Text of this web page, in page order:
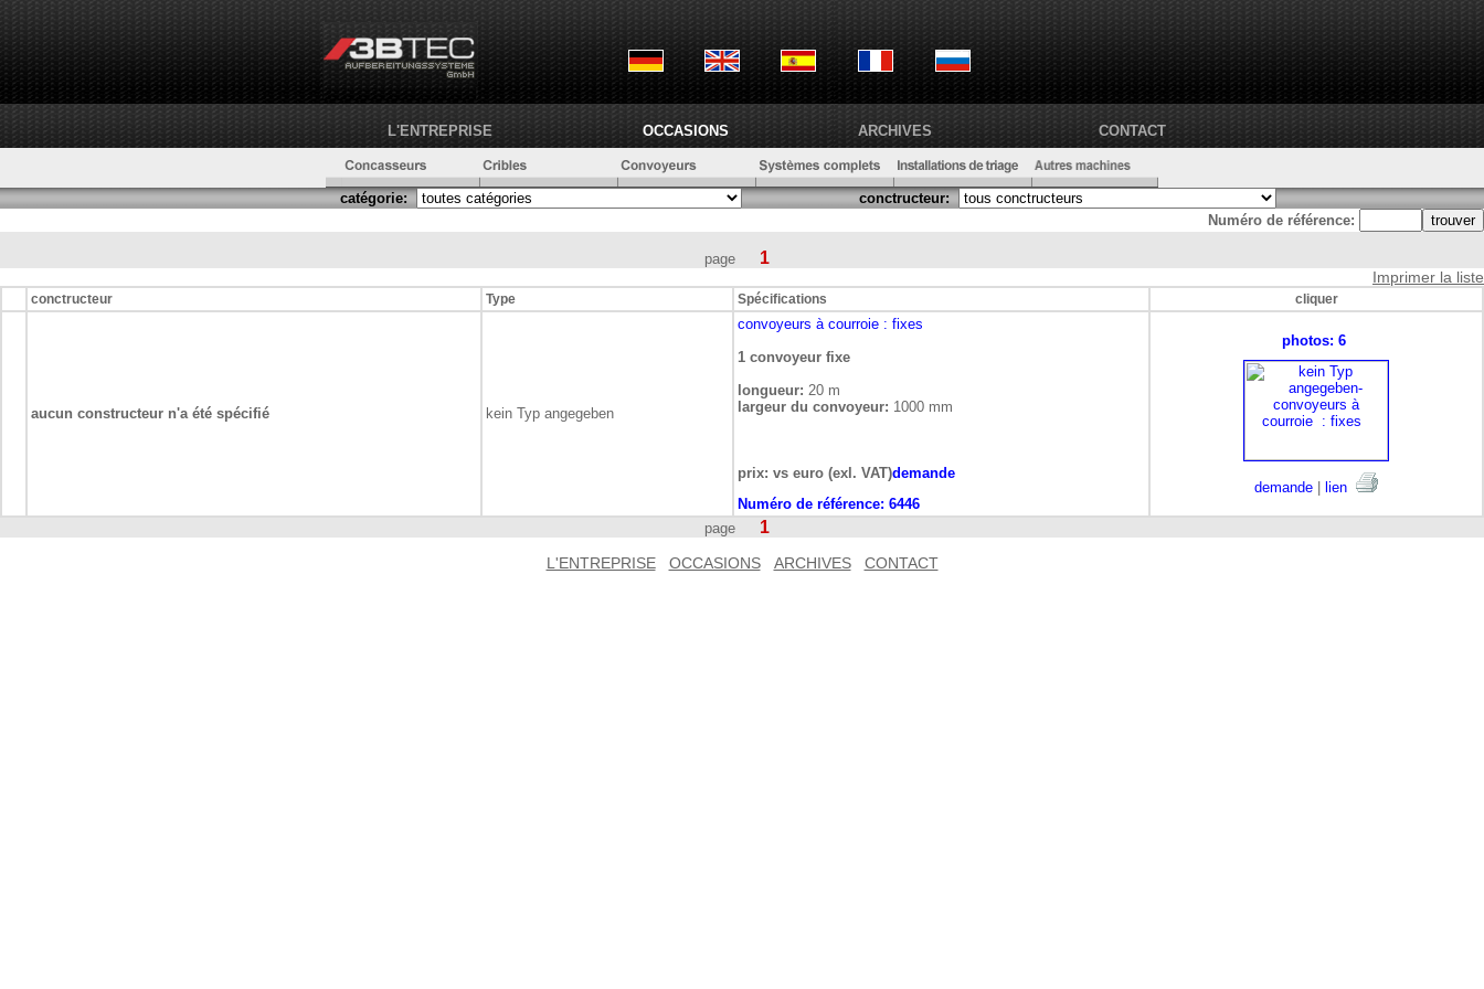
L'ENTREPRISE OCCASIONS ARCHIVES CONTACT
catégorie:
conctructeur:
Numéro de référence:
page 1
Imprimer la liste
conctructeur Type Spécifications cliquer
aucun constructeur n'a été spécifié kein Typ angegeben
convoyeurs à courroie : fixes
1 convoyeur fixe
longueur: 20 m
largeur du convoyeur: 1000 mm
prix: vs euro (exl. VAT)demande
Numéro de référence: 6446
photos: 6
demande lien
page 1
L'ENTREPRISE OCCASIONS ARCHIVES CONTACT